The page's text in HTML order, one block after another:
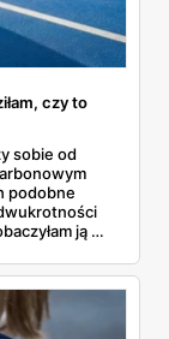
czy to
sobie od
podobne
ją w
przybywa
co
rakieta